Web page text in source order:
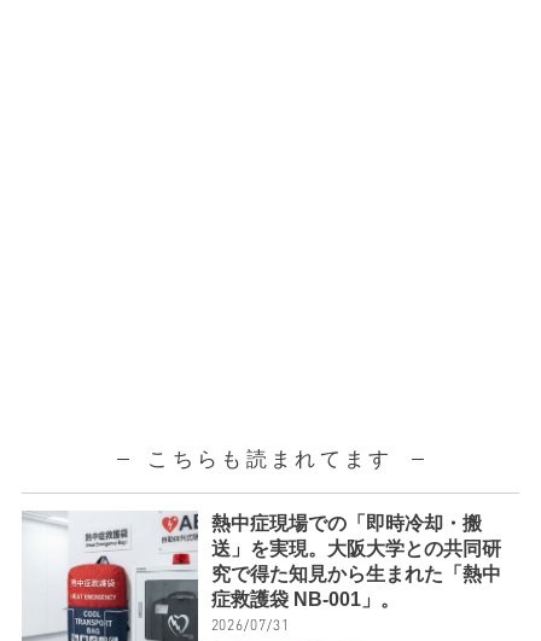
こちらも読まれてます
熱中症現場での「即時冷却・搬
送」を実現。大阪大学との共同研
究で得た知見から生まれた「熱中
症救護袋 NB-001」。
2026/07/31